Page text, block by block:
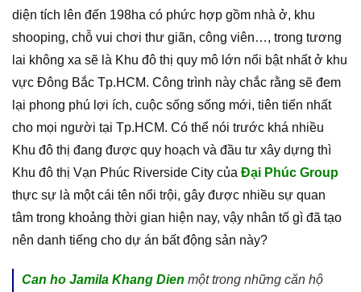
diện tích lên đến 198ha có phức hợp gồm nhà ở, khu
shooping, chỗ vui chơi thư giãn, công viên…, trong tương
lai không xa sẽ là Khu đô thị quy mô lớn nổi bật nhất ở khu
vực Đông Bắc Tp.HCM. Công trình này chắc rằng sẽ đem
lại phong phú lợi ích, cuộc sống sống mới, tiên tiến nhất
cho mọi người tại Tp.HCM. Có thể nói trước khá nhiều
Khu đô thị đang được quy hoạch và đầu tư xây dựng thì
Khu đô thị Vạn Phúc Riverside City của Đại Phúc Group
thực sự là một cái tên nổi trội, gây được nhiều sự quan
tâm trong khoảng thời gian hiện nay, vậy nhân tố gì đã tạo
nên danh tiếng cho dự án bất động sản này?
Can ho Jamila Khang Dien một trong những căn hộ